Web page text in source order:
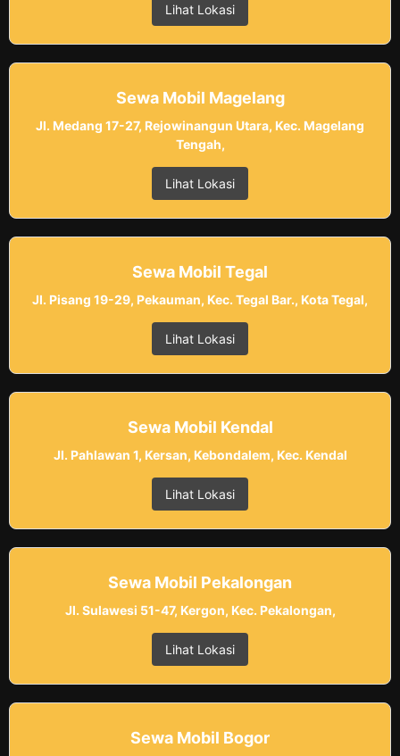
Lihat Lokasi
Sewa Mobil Magelang
Jl. Medang 17-27, Rejowinangun Utara, Kec. Magelang
Tengah,
Lihat Lokasi
Sewa Mobil Tegal
Jl. Pisang 19-29, Pekauman, Kec. Tegal Bar., Kota Tegal,
Lihat Lokasi
Sewa Mobil Kendal
Jl. Pahlawan 1, Kersan, Kebondalem, Kec. Kendal
Lihat Lokasi
Sewa Mobil Pekalongan
Jl. Sulawesi 51-47, Kergon, Kec. Pekalongan,
Lihat Lokasi
Sewa Mobil Bogor